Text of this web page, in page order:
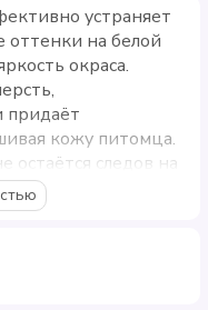
устраняет
на белой
окраса.
придаёт
кожу питомца.
остаётся следов на
за животным
животных и
Лёгкий